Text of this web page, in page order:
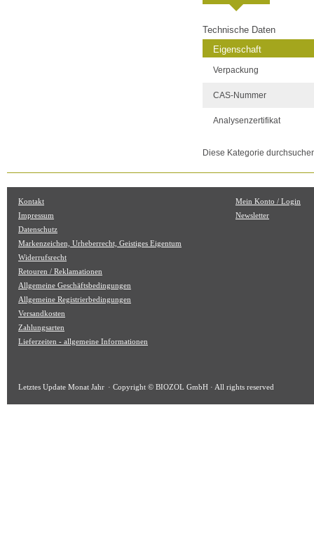
Technische Daten
Eigenschaft
Verpackung
CAS-Nummer
Analysenzertifikat
Diese Kategorie
Kontakt
Impressum
Datenschutz
Markenzeichen, Urheberrecht, Geistiges Eigentum
Widerrufsrecht
Retouren / Reklamationen
Allgemeine Geschäftsbedingungen
Allgemeine Registrierbedingungen
Versandkosten
Zahlungsarten
Lieferzeiten - allgemeine Informationen
Mein Konto / Login
Newsletter
Letztes Update Monat Jahr · Copyright © BIOZOL GmbH · All rights reserved